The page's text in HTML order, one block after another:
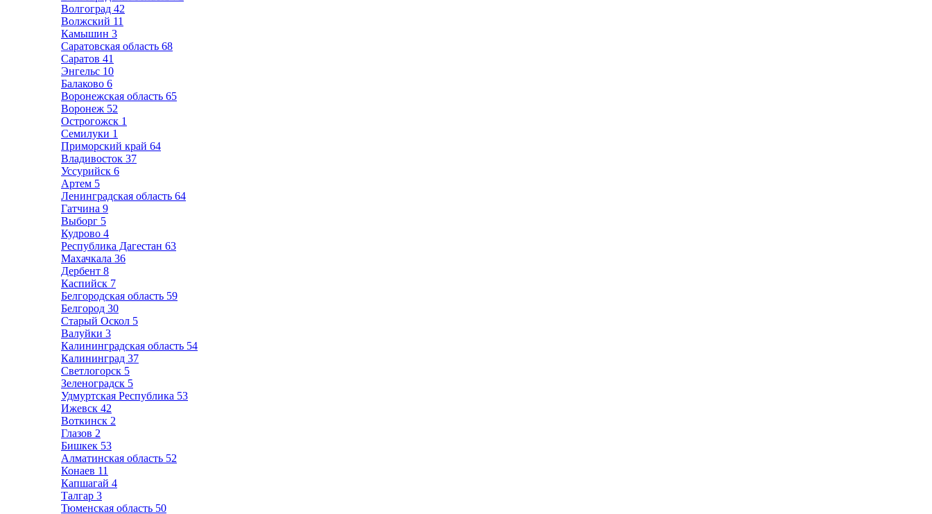
Волгоград 42
Волжский 11
Камышин 3
Саратовская область 68
Саратов 41
Энгельс 10
Балаково 6
Воронежская область 65
Воронеж 52
Острогожск 1
Семилуки 1
Приморский край 64
Владивосток 37
Уссурийск 6
Артем 5
Ленинградская область 64
Гатчина 9
Выборг 5
Кудрово 4
Республика Дагестан 63
Махачкала 36
Дербент 8
Каспийск 7
Белгородская область 59
Белгород 30
Старый Оскол 5
Валуйки 3
Калининградская область 54
Калининград 37
Светлогорск 5
Зеленоградск 5
Удмуртская Республика 53
Ижевск 42
Воткинск 2
Глазов 2
Бишкек 53
Алматинская область 52
Конаев 11
Капшагай 4
Талгар 3
Тюменская область 50